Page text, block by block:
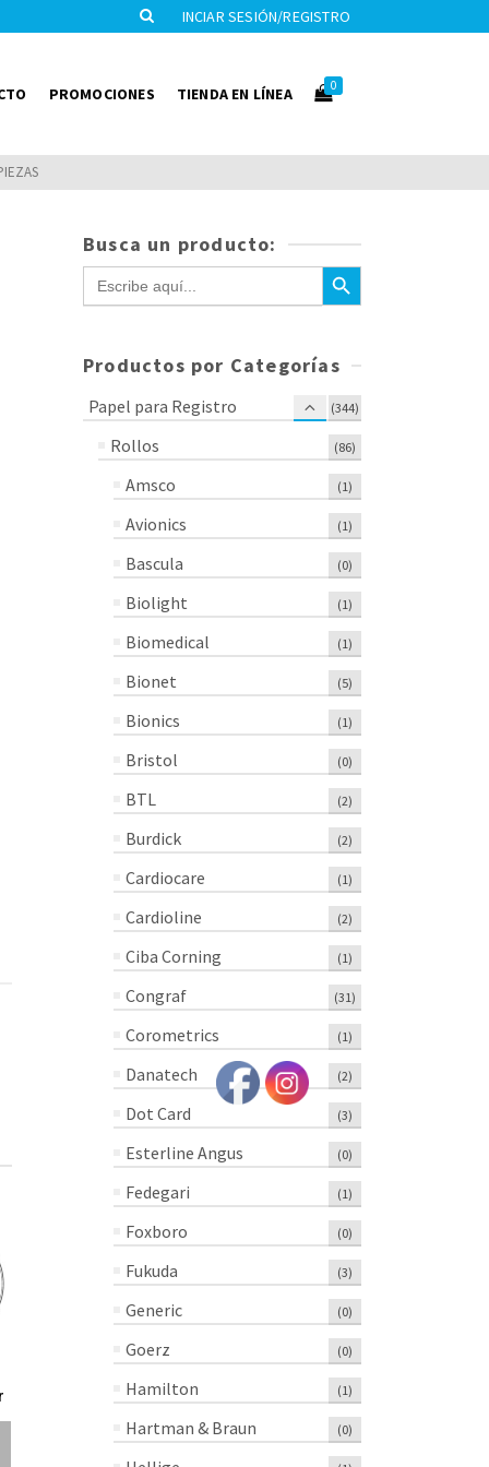
INCIAR SESIÓN/REGISTRO
PROMOCIONES TIENDA EN LÍNEA 0
Kenz R112X27Z
¡OFERTA!
Electrocardiografo
Burdick
P/N007958-19M
Busca un producto:
Buscar: Botón de búsqueda
Productos por Categorías
Papel para Registro (344)
Rollos (86)
Amsco (1)
Avionics (1)
Bascula (0)
Biolight (1)
Biomedical (1)
Bionet (5)
Bionics (1)
Bristol (0)
BTL (2)
Burdick (2)
Cardiocare (1)
Cardioline (2)
Ciba Corning (1)
Congraf (31)
Corometrics (1)
Danatech (2)
Dot Card (3)
Esterline Angus (0)
Fedegari (1)
Foxboro (0)
Fukuda (3)
Generic (0)
Goerz (0)
Hamilton (1)
Hartman & Braun (0)